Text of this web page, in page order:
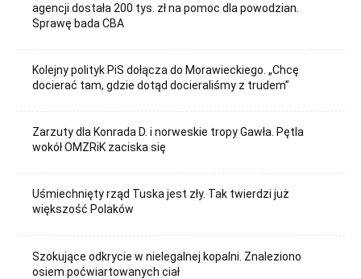
agencji dostała 200 tys. zł na pomoc dla powodzian.
Sprawę bada CBA
Kolejny polityk PiS dołącza do Morawieckiego. „Chcę
docierać tam, gdzie dotąd docieraliśmy z trudem”
Zarzuty dla Konrada D. i norweskie tropy Gawła. Pętla
wokół OMZRiK zaciska się
Uśmiechnięty rząd Tuska jest zły. Tak twierdzi już
większość Polaków
Szokujące odkrycie w nielegalnej kopalni. Znaleziono
osiem poćwiartowanych ciał